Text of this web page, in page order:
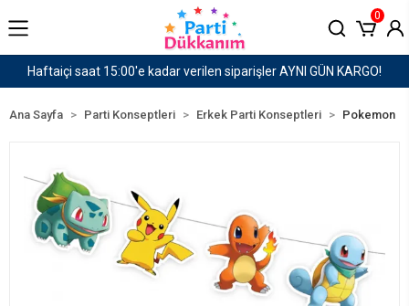
AYNI GÜN KARGO! 1500 TL ve Üzeri Kargo
0
Ana Sayfa Parti Konseptleri Erkek Parti Konseptleri Pokemon